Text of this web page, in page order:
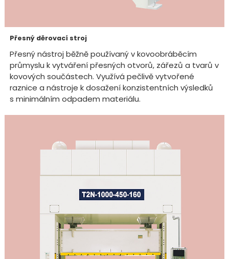
Přesný děrovací stroj
Přesný nástroj běžně používaný v kovoobráběcím
průmyslu k vytváření přesných otvorů, zářezů a tvarů v
kovových součástech. Využívá pečlivě vytvořené
raznice a nástroje k dosažení konzistentních výsledků
s minimálním odpadem materiálu.